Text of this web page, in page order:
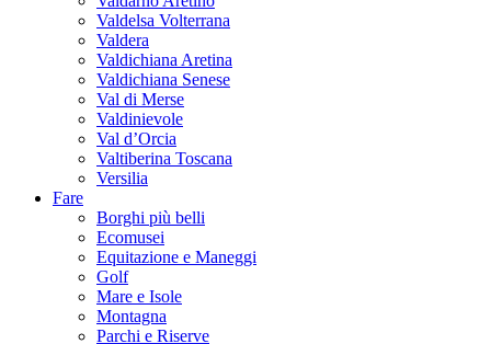
Valdelsa Volterrana
Valdera
Valdichiana Aretina
Valdichiana Senese
Val di Merse
Valdinievole
Val d’Orcia
Valtiberina Toscana
Versilia
Fare
Borghi più belli
Ecomusei
Equitazione e Maneggi
Golf
Mare e Isole
Montagna
Parchi e Riserve